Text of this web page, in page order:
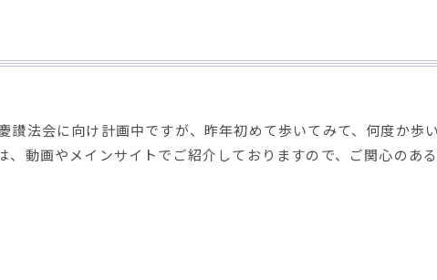
法会に向け計画中ですが、昨年初めて歩いてみて、何度か歩
、動画やメインサイトでご紹介しておりますので、ご関心のあ